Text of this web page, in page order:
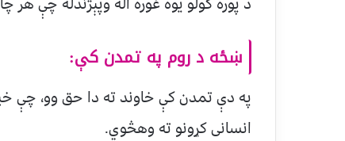
ښځه د روم په تمدن کې:
په دې تمدن کې خاوند ته دا حق وو، چې
انسانی کړونو ته وهڅوي.